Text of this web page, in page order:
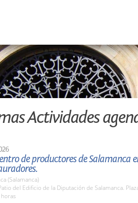
Actividades
de productores de Salamanca
(Salamanca)
del Edificio de la Diputación de Salamanca.